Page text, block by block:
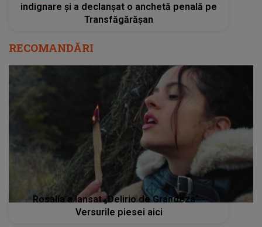
indignare și a declanșat o anchetă penală pe
Transfăgărășan
RECOMANDĂRI
Rosalía a lansat „Delirio de Grandeza” -
Versurile piesei aici